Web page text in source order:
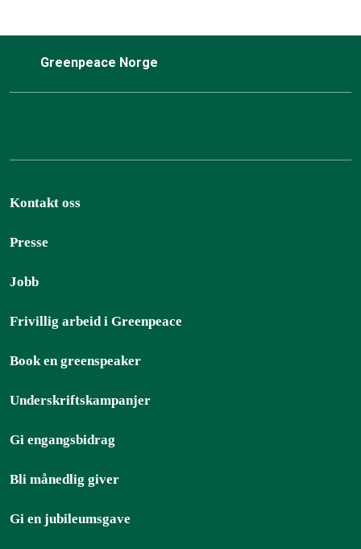
Greenpeace Norge
Kontakt oss
Presse
Jobb
Frivillig arbeid i Greenpeace
Book en greenspeaker
Underskriftskampanjer
Gi engangsbidrag
Bli månedlig giver
Gi en jubileumsgave